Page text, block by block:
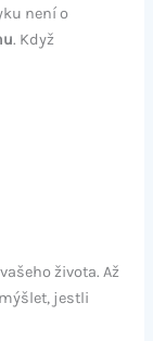
není o
. Když
života. Až
jestli